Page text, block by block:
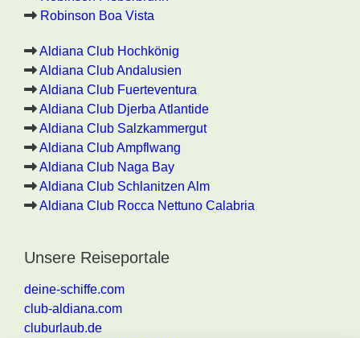
Robinson Boa Vista
Aldiana Club Hochkönig
Aldiana Club Andalusien
Aldiana Club Fuerteventura
Aldiana Club Djerba Atlantide
Aldiana Club Salzkammergut
Aldiana Club Ampflwang
Aldiana Club Naga Bay
Aldiana Club Schlanitzen Alm
Aldiana Club Rocca Nettuno Calabria
Unsere Reiseportale
deine-schiffe.com
club-aldiana.com
cluburlaub.de